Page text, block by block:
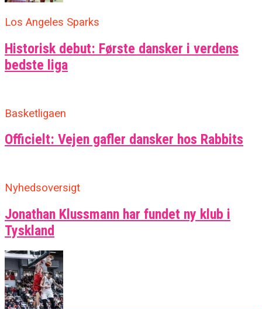
Los Angeles Sparks
Historisk debut: Første dansker i verdens
bedste liga
Basketligaen
Officielt: Vejen gafler dansker hos Rabbits
Nyhedsoversigt
Jonathan Klussmann har fundet ny klub i
Tyskland